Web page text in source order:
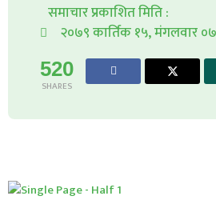
समाचार प्रकाशित मिति :
२०७९ कार्तिक १५, मंगलवार
520
SHARES